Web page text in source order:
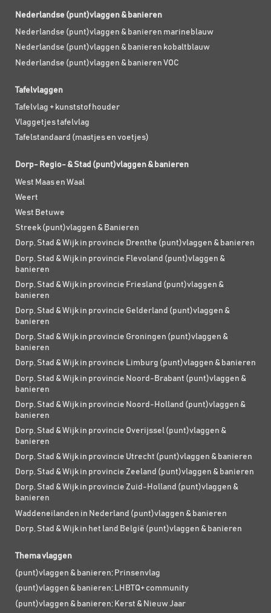
Nederlandse (punt)vlaggen & banieren
Nederlandse (punt)vlaggen & banieren marineblauw
Nederlandse (punt)vlaggen & banieren kobaltblauw
Nederlandse (punt)vlaggen & banieren VOC
Tafelvlaggen
Tafelvlag + kunststof houder
Vlaggetjes tafelvlag
Tafelstandaard (mastjes en voetjes)
Dorp- Regio- & Stad (punt)vlaggen & banieren
West Maas en Waal
Weert
West Betuwe
Streek (punt)vlaggen & Banieren
Dorp, Stad & Wijk in provincie Drenthe (punt)vlaggen & banieren
Dorp, Stad & Wijk in provincie Flevoland (punt)vlaggen &
banieren
Dorp, Stad & Wijk in provincie Friesland (punt)vlaggen &
banieren
Dorp, Stad & Wijk in provincie Gelderland (punt)vlaggen &
banieren
Dorp, Stad & Wijk in provincie Groningen (punt)vlaggen &
banieren
Dorp, Stad & Wijk in provincie Limburg (punt)vlaggen & banieren
Dorp, Stad & Wijk in provincie Noord-Brabant (punt)vlaggen &
banieren
Dorp, Stad & Wijk in provincie Noord-Holland (punt)vlaggen &
banieren
Dorp, Stad & Wijk in provincie Overijssel (punt)vlaggen &
banieren
Dorp, Stad & Wijk in provincie Utrecht (punt)vlaggen & banieren
Dorp, Stad & Wijk in provincie Zeeland (punt)vlaggen & banieren
Dorp, Stad & Wijk in provincie Zuid-Holland (punt)vlaggen &
banieren
Waddeneilanden in Nederland (punt)vlaggen & banieren
Dorp, Stad & Wijk in het land België (punt)vlaggen & banieren
Thema vlaggen
(punt)vlaggen & banieren; Prinsenvlag
(punt)vlaggen & banieren; LHBTQ+ community
(punt)vlaggen & banieren; Kerst & Nieuw Jaar